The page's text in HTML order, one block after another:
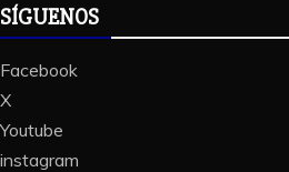
SÍGUENOS
Facebook
X
Youtube
instagram